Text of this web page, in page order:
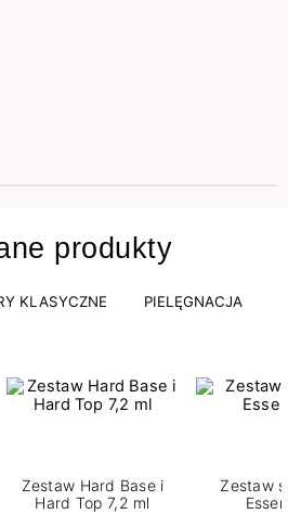
produkty
KLASYCZNE PIELĘGNACJA
Zestaw Hard Base i
Hard Top 7,2 ml
Zestaw